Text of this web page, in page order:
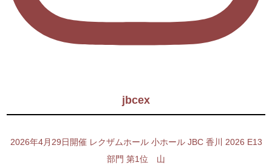
jbcex
2026年4月29日開催 レクザムホール 小ホール JBC 香川 2026 E13
部門 第1位 山